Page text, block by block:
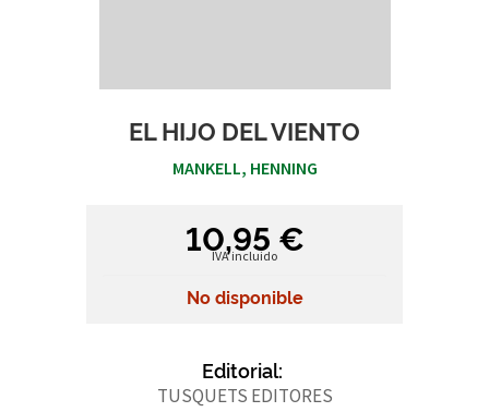
EL HIJO DEL VIENTO
MANKELL, HENNING
10,95 €
IVA incluido
No disponible
Editorial:
TUSQUETS EDITORES